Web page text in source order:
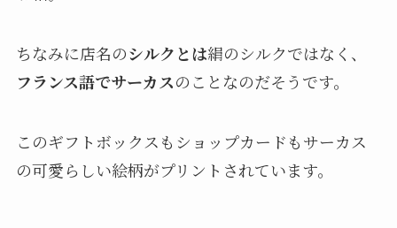
ちなみに店名のシルクとは絹のシルクではなく、
フランス語でサーカスのことなのだそうです。
このギフトボックスもショップカードもサーカス
の可愛らしい絵柄がプリントされています。